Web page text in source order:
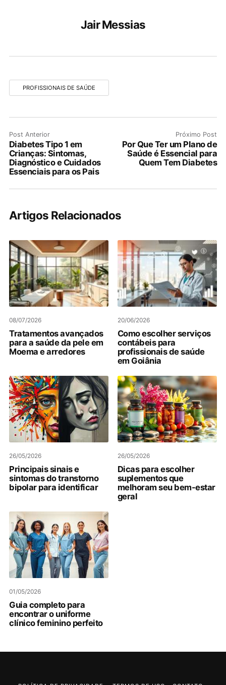
Jair Messias
PROFISSIONAIS DE SAÚDE
Post Anterior
Diabetes Tipo 1 em
Crianças: Sintomas,
Diagnóstico e Cuidados
Essenciais para os Pais
Próximo Post
Por Que Ter um Plano de
Saúde é Essencial para
Quem Tem Diabetes
Artigos Relacionados
08/07/2026
Tratamentos avançados
para a saúde da pele em
Moema e arredores
20/06/2026
Como escolher serviços
contábeis para
profissionais de saúde
em Goiânia
26/05/2026
Principais sinais e
sintomas do transtorno
bipolar para identificar
26/05/2026
Dicas para escolher
suplementos que
melhoram seu bem-estar
geral
01/05/2026
Guia completo para
encontrar o uniforme
clínico feminino perfeito